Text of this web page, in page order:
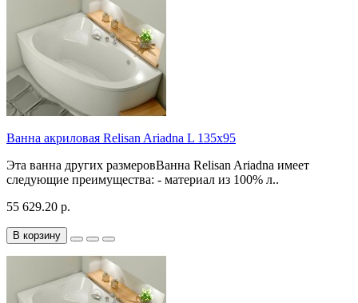
Ванна акриловая Relisan Ariadna L 135x95
Эта ванна других размеровВанна Relisan Ariadna имеет
следующие преимущества: - материал из 100% л..
55 629.20 р.
В корзину